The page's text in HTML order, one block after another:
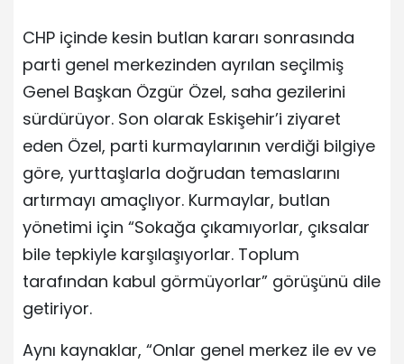
CHP içinde kesin butlan kararı sonrasında
parti genel merkezinden ayrılan seçilmiş
Genel Başkan Özgür Özel, saha gezilerini
sürdürüyor. Son olarak Eskişehir’i ziyaret
eden Özel, parti kurmaylarının verdiği bilgiye
göre, yurttaşlarla doğrudan temaslarını
artırmayı amaçlıyor. Kurmaylar, butlan
yönetimi için “Sokağa çıkamıyorlar, çıksalar
bile tepkiyle karşılaşıyorlar. Toplum
tarafından kabul görmüyorlar” görüşünü dile
getiriyor.
Aynı kaynaklar, “Onlar genel merkez ile ev ve